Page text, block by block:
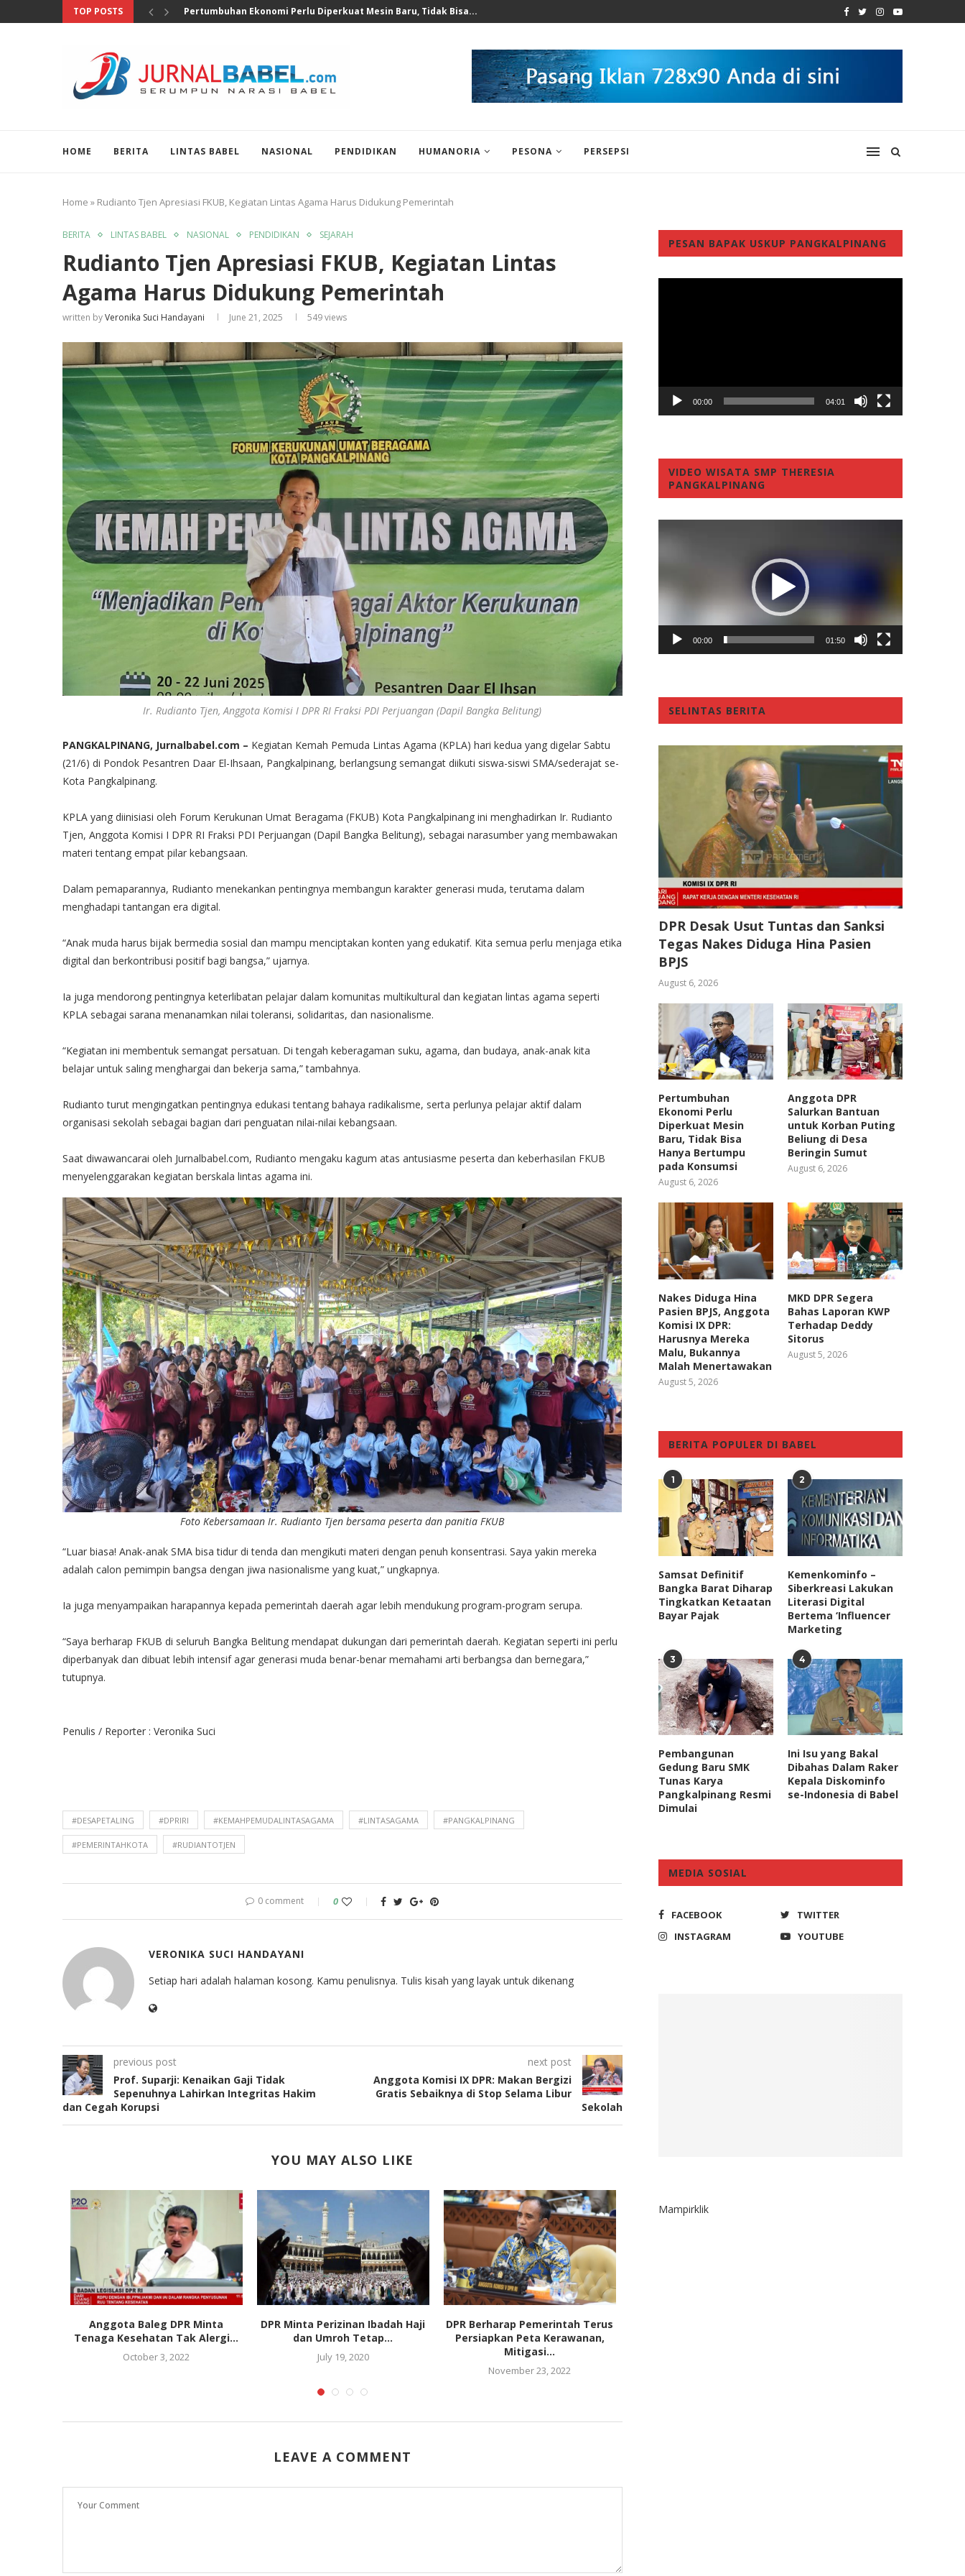
TOP POSTS Anggota DPR Salurkan Bantuan untuk Korban Puting Beliung...
HOME BERITA LINTAS BABEL NASIONAL PENDIDIKAN HUMANORIA PESONA PERSEPSI
Home » Rudianto Tjen Apresiasi FKUB, Kegiatan Lintas Agama Harus Didukung Pemerintah
BERITA LINTAS BABEL NASIONAL PENDIDIKAN SEJARAH
Rudianto Tjen Apresiasi FKUB, Kegiatan Lintas
Agama Harus Didukung Pemerintah
written byVeronika Suci Handayani June 21, 2025 549views
Ir. Rudianto Tjen, Anggota Komisi I DPR RI Fraksi PDI Perjuangan (Dapil Bangka Belitung)
PANGKALPINANG, Jurnalbabel.com – Kegiatan Kemah Pemuda Lintas Agama (KPLA) hari kedua yang digelar Sabtu
(21/6) di Pondok Pesantren Daar El-Ihsaan, Pangkalpinang, berlangsung semangat diikuti siswa-siswi SMA/sederajat se-
Kota Pangkalpinang.
KPLA yang diinisiasi oleh Forum Kerukunan Umat Beragama (FKUB) Kota Pangkalpinang ini menghadirkan Ir. Rudianto
Tjen, Anggota Komisi I DPR RI Fraksi PDI Perjuangan (Dapil Bangka Belitung), sebagai narasumber yang membawakan
materi tentang empat pilar kebangsaan.
Dalam pemaparannya, Rudianto menekankan pentingnya membangun karakter generasi muda, terutama dalam
menghadapi tantangan era digital.
“Anak muda harus bijak bermedia sosial dan mampu menciptakan konten yang edukatif. Kita semua perlu menjaga etika
digital dan berkontribusi positif bagi bangsa,” ujarnya.
Ia juga mendorong pentingnya keterlibatan pelajar dalam komunitas multikultural dan kegiatan lintas agama seperti
KPLA sebagai sarana menanamkan nilai toleransi, solidaritas, dan nasionalisme.
“Kegiatan ini membentuk semangat persatuan. Di tengah keberagaman suku, agama, dan budaya, anak-anak kita
belajar untuk saling menghargai dan bekerja sama,” tambahnya.
Rudianto turut mengingatkan pentingnya edukasi tentang bahaya radikalisme, serta perlunya pelajar aktif dalam
organisasi sekolah sebagai bagian dari penguatan nilai-nilai kebangsaan.
Saat diwawancarai oleh Jurnalbabel.com, Rudianto mengaku kagum atas antusiasme peserta dan keberhasilan FKUB
menyelenggarakan kegiatan berskala lintas agama ini.
Foto Kebersamaan Ir. Rudianto Tjen bersama peserta dan panitia FKUB
“Luar biasa! Anak-anak SMA bisa tidur di tenda dan mengikuti materi dengan penuh konsentrasi. Saya yakin mereka
adalah calon pemimpin bangsa dengan jiwa nasionalisme yang kuat,” ungkapnya.
Ia juga menyampaikan harapannya kepada pemerintah daerah agar lebih mendukung program-program serupa.
“Saya berharap FKUB di seluruh Bangka Belitung mendapat dukungan dari pemerintah daerah. Kegiatan seperti ini perlu
diperbanyak dan dibuat lebih intensif agar generasi muda benar-benar memahami arti berbangsa dan bernegara,”
tutupnya.
Penulis / Reporter : Veronika Suci
#DESAPETALING #DPRIRI #KEMAHPEMUDALINTASAGAMA #LINTASAGAMA #PANGKALPINANG
#PEMERINTAHKOTA #RUDIANTOTJEN
0 comment 0
VERONIKA SUCI HANDAYANI
Setiap hari adalah halaman kosong. Kamu penulisnya. Tulis kisah yang layak untuk dikenang
previous post
Prof. Suparji: Kenaikan Gaji Tidak
Sepenuhnya Lahirkan Integritas Hakim
dan Cegah Korupsi
next post
Anggota Komisi IX DPR: Makan Bergizi
Gratis Sebaiknya di Stop Selama Libur
Sekolah
YOU MAY ALSO LIKE
Anggota Baleg DPR Minta
Tenaga Kesehatan Tak Alergi...
October 3, 2022
DPR Minta Perizinan Ibadah Haji
dan Umroh Tetap...
July 19, 2020
DPR Berharap Pemerintah Terus
Persiapkan Peta Kerawanan,
Mitigasi...
November 23, 2022
LEAVE A COMMENT
PESAN BAPAK USKUP PANGKALPINANG
00:00 04:01
VIDEO WISATA SMP THERESIA
PANGKALPINANG
00:00 01:50
SELINTAS BERITA
DPR Desak Usut Tuntas dan Sanksi
Tegas Nakes Diduga Hina Pasien
BPJS
August 6, 2026
Pertumbuhan
Ekonomi Perlu
Diperkuat Mesin
Baru, Tidak Bisa
Hanya Bertumpu
pada Konsumsi
August 6, 2026
Anggota DPR
Salurkan Bantuan
untuk Korban Puting
Beliung di Desa
Beringin Sumut
August 6, 2026
Nakes Diduga Hina
Pasien BPJS, Anggota
Komisi IX DPR:
Harusnya Mereka
Malu, Bukannya
Malah Menertawakan
August 5, 2026
MKD DPR Segera
Bahas Laporan KWP
Terhadap Deddy
Sitorus
August 5, 2026
BERITA POPULER DI BABEL
1
Samsat Definitif
Bangka Barat Diharap
Tingkatkan Ketaatan
Bayar Pajak
2
Kemenkominfo –
Siberkreasi Lakukan
Literasi Digital
Bertema ‘Influencer
Marketing
3
Pembangunan
Gedung Baru SMK
Tunas Karya
Pangkalpinang Resmi
Dimulai
4
Ini Isu yang Bakal
Dibahas Dalam Raker
Kepala Diskominfo
se-Indonesia di Babel
MEDIA SOSIAL
FACEBOOK
TWITTER
INSTAGRAM
YOUTUBE
Mampirklik